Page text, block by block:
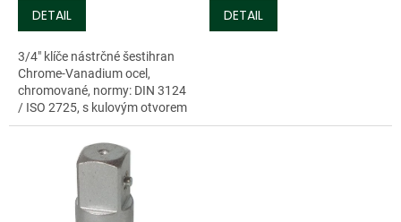
DETAIL
3/4" klíče nástrčné šestihran
Chrome-Vanadium ocel,
chromované, normy: DIN 3124
/ ISO 2725, s kulovým otvorem
DETAIL